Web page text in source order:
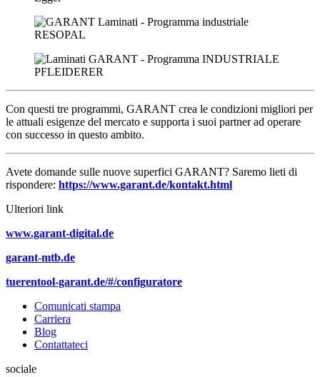
Con questi tre programmi, GARANT crea le condizioni migliori per
le attuali esigenze del mercato e supporta i suoi partner ad operare
con successo in questo ambito.
Avete domande sulle nuove superfici GARANT? Saremo lieti di
rispondere: https://www.garant.de/kontakt.html
Ulteriori link
www.garant-digital.de
garant-mtb.de
tuerentool-garant.de/#/configuratore
Comunicati stampa
Carriera
Blog
Contattateci
sociale